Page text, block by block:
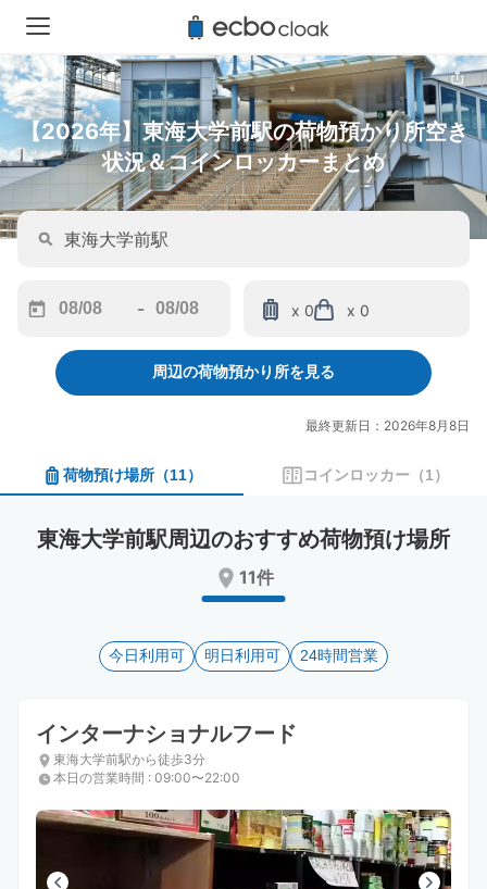
【2026年】東海大学前駅の荷物預かり所空き
状況＆コインロッカーまとめ
forward
interact
calendar
and
a
date.
the
keyboard
shortcuts
for
changing
dates.
-
backward
to
interact
calendar
and
a
date.
mark
key
the
keyboard
shortcuts
for
changing
dates.
x 0 x 0
周辺の荷物預かり所を見る
最終更新日：2026年8月8日
荷物預け場所 （11） コインロッカー （1）
東海大学前駅周辺のおすすめ荷物預け場所
11件
今日利用可 明日利用可 24時間営業
インターナショナルフード
東海大学前駅から徒歩3分
本日の営業時間 : 09:00〜22:00